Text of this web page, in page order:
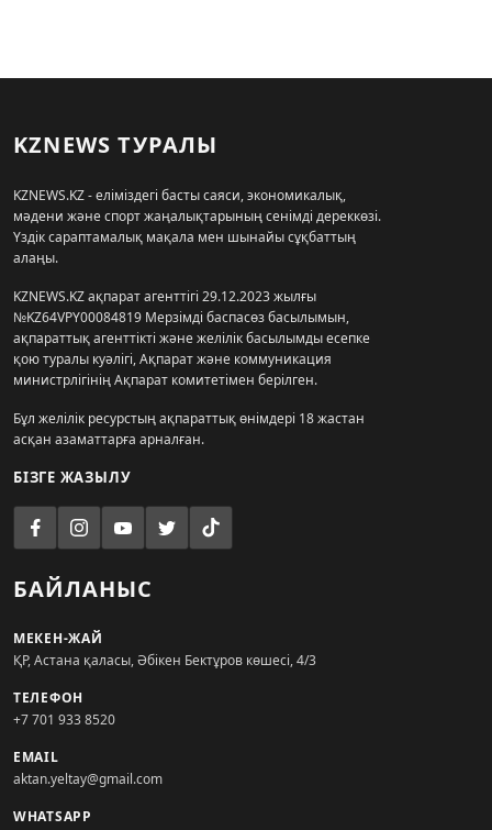
KZNEWS ТУРАЛЫ
KZNEWS.KZ - еліміздегі басты саяси, экономикалық,
мәдени және спорт жаңалықтарының сенімді дереккөзі.
Үздік сараптамалық мақала мен шынайы сұқбаттың
алаңы.
KZNEWS.KZ ақпарат агенттігі 29.12.2023 жылғы
№KZ64VPY00084819 Мерзімді баспасөз басылымын,
ақпараттық агенттікті және желілік басылымды есепке
қою туралы куәлігі, Ақпарат және коммуникация
министрлігінің Ақпарат комитетімен берілген.
Бұл желілік ресурстың ақпараттық өнімдері 18 жастан
асқан азаматтарға арналған.
БІЗГЕ ЖАЗЫЛУ
БАЙЛАНЫС
МЕКЕН-ЖАЙ
ҚР, Астана қаласы, Әбікен Бектұров көшесі, 4/3
ТЕЛЕФОН
+7 701 933 8520
EMAIL
aktan.yeltay@gmail.com
WHATSAPP